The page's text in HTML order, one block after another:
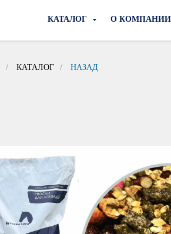
КАТАЛОГ О КОМПАНИИ
/ КАТАЛОГ / НАЗАД